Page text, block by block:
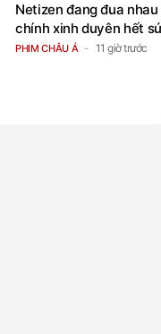
Netizen đang đua
chính xinh duyên hết
PHIM CHÂU Á 11 giờ trước